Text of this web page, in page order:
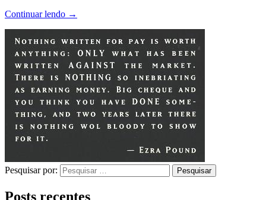
Continuar lendo →
Pesquisar por:
Posts recentes